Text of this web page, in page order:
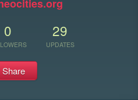
0 29
UPDATES
Share